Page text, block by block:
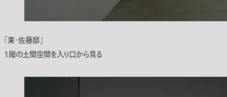
「東・佐藤邸」
1階の土間空間を入り口から見る